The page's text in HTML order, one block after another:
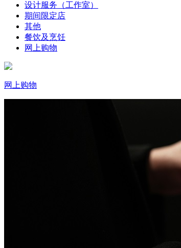
设计服务（工作室）
期间限定店
其他
餐饮及烹饪
网上购物
网上购物